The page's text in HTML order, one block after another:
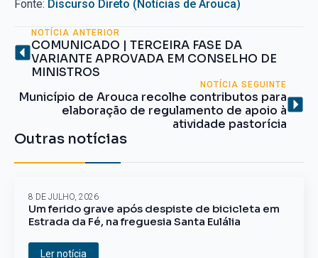
Fonte: Discurso Direto (Notícias de Arouca)
NOTÍCIA ANTERIOR
COMUNICADO | TERCEIRA FASE DA
VARIANTE APROVADA EM CONSELHO DE
MINISTROS
NOTÍCIA SEGUINTE
Município de Arouca recolhe contributos para
elaboração de regulamento de apoio à
atividade pastorícia
Outras notícias
Um ferido grave após despiste de bicicleta em
Estrada da Fé, na freguesia Santa Eulália
8 DE JULHO, 2026
Ler notícia